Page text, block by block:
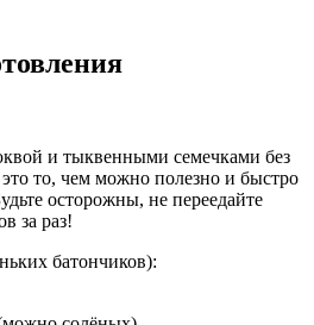
и тыквенными семечками без
то, чем можно полезно и быстро
осторожны, не переедайте
за раз!
батончиков):